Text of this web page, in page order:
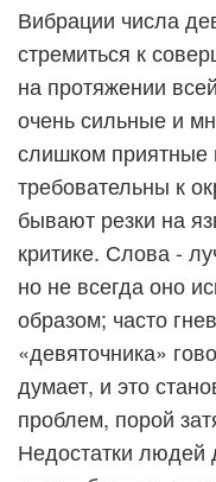
Вибрации числа
стремиться к
на протяжении
очень сильные и
слишком приятные
требовательны к
бывают резки на
критике. Слова -
но не всегда оно
образом; часто
«девяточника»
думает, и это
проблем, порой
Недостатки людей